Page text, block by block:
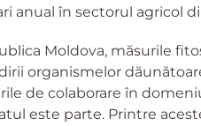
anual în sectorul agricol
Moldova, măsurile
organismelor
de colaborare în
este parte. Printre